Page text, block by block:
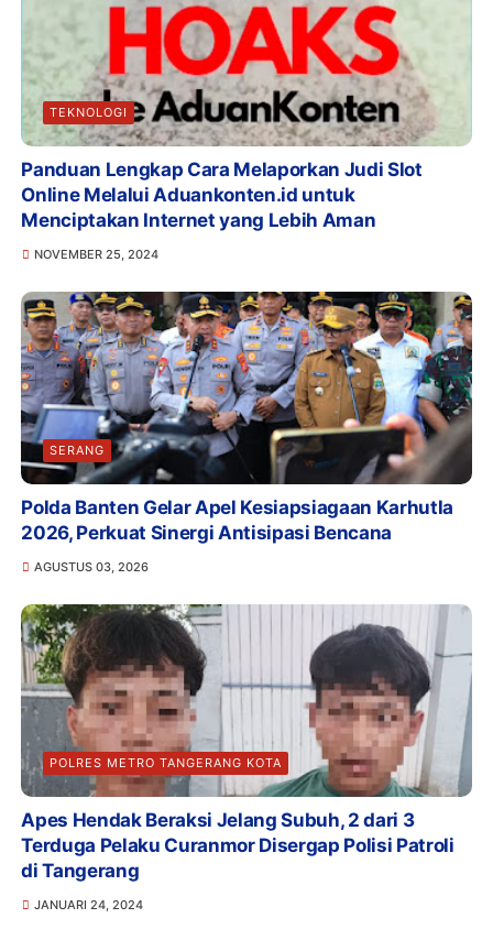
TEKNOLOGI
Panduan Lengkap Cara Melaporkan Judi Slot
Online Melalui Aduankonten.id untuk
Menciptakan Internet yang Lebih Aman
NOVEMBER 25, 2024
SERANG
Polda Banten Gelar Apel Kesiapsiagaan Karhutla
2026, Perkuat Sinergi Antisipasi Bencana
AGUSTUS 03, 2026
POLRES METRO TANGERANG KOTA
Apes Hendak Beraksi Jelang Subuh, 2 dari 3
Terduga Pelaku Curanmor Disergap Polisi Patroli
di Tangerang
JANUARI 24, 2024